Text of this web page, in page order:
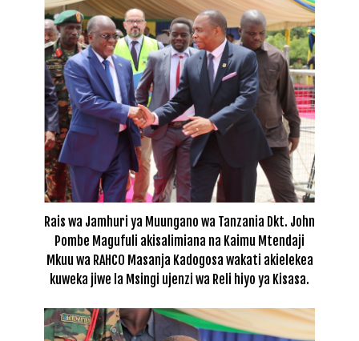
Rais wa Jamhuri ya Muungano wa Tanzania Dkt. John
Pombe Magufuli akisalimiana na Kaimu Mtendaji
Mkuu wa RAHCO Masanja Kadogosa wakati akielekea
kuweka jiwe la Msingi ujenzi wa Reli hiyo ya Kisasa.